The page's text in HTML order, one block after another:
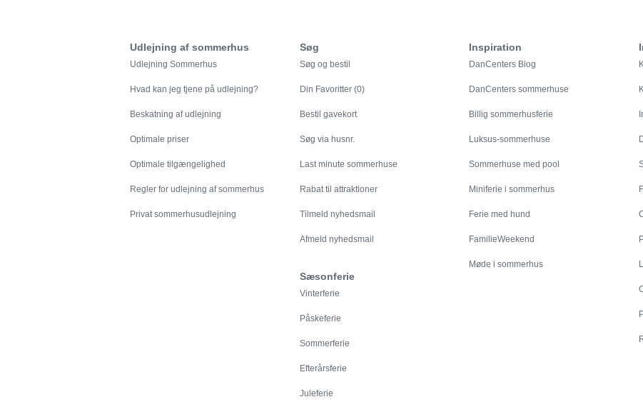
Udlejning af sommerhus
Udlejning Sommerhus
Hvad kan jeg tjene på udlejning?
Beskatning af udlejning
Optimale priser
Optimale tilgængelighed
Regler for udlejning af sommerhus
Privat sommerhusudlejning
Søg
Søg og bestil
Din Favoritter (0)
Bestil gavekort
Søg via husnr.
Last minute sommerhuse
Rabat til attraktioner
Tilmeld nyhedsmail
Afmeld nyhedsmail
Sæsonferie
Vinterferie
Påskeferie
Sommerferie
Efterårsferie
Juleferie
Inspiration
DanCenters Blog
DanCenters sommerhuse
Billig sommerhusferie
Luksus-sommerhuse
Sommerhuse med pool
Miniferie i sommerhus
Ferie med hund
FamilieWeekend
Møde i sommerhus